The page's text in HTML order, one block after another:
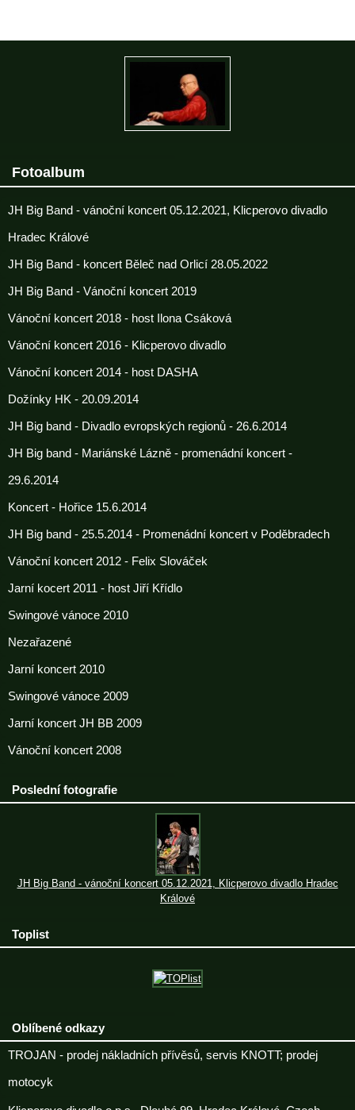
Fotoalbum
JH Big Band - vánoční koncert 05.12.2021, Klicperovo divadlo
Hradec Králové
JH Big Band - koncert Běleč nad Orlicí 28.05.2022
JH Big Band - Vánoční koncert 2019
Vánoční koncert 2018 - host Ilona Csáková
Vánoční koncert 2016 - Klicperovo divadlo
Vánoční koncert 2014 - host DASHA
Dožínky HK - 20.09.2014
JH Big band - Divadlo evropských regionů - 26.6.2014
JH Big band - Mariánské Lázně - promenádní koncert -
29.6.2014
Koncert - Hořice 15.6.2014
JH Big band - 25.5.2014 - Promenádní koncert v Poděbradech
Vánoční koncert 2012 - Felix Slováček
Jarní kocert 2011 - host Jiří Křídlo
Swingové vánoce 2010
Nezařazené
Jarní koncert 2010
Swingové vánoce 2009
Jarní koncert JH BB 2009
Vánoční koncert 2008
Poslední fotografie
JH Big Band - vánoční koncert 05.12.2021, Klicperovo divadlo Hradec
Králové
Toplist
Oblíbené odkazy
TROJAN - prodej nákladních přívěsů, servis KNOTT; prodej
motocyk